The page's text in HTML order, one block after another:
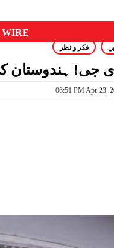
WIRE
فکر و نظر
جی! ہندوستان